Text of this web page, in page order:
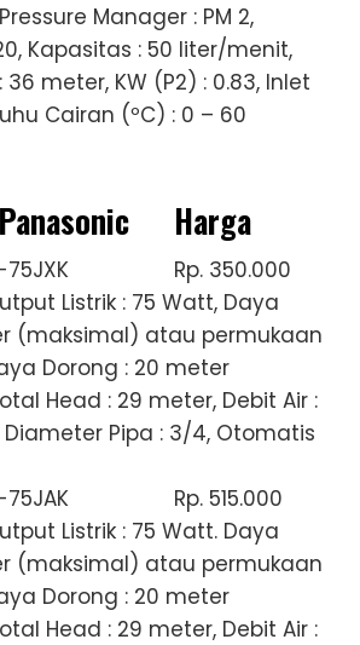
Manager : PM 2,
Kapasitas : 50 liter/menit,
meter, KW (P2) : 0.83, Inlet
Cairan (ºC) : 0 – 60
Harga
Rp. 350.000
Listrik : 75 Watt, Daya
(maksimal) atau permukaan
Dorong : 20 meter
Head : 29 meter, Debit Air :
Diameter Pipa : 3/4, Otomatis
Rp. 515.000
Listrik : 75 Watt. Daya
(maksimal) atau permukaan
Dorong : 20 meter
Head : 29 meter, Debit Air :